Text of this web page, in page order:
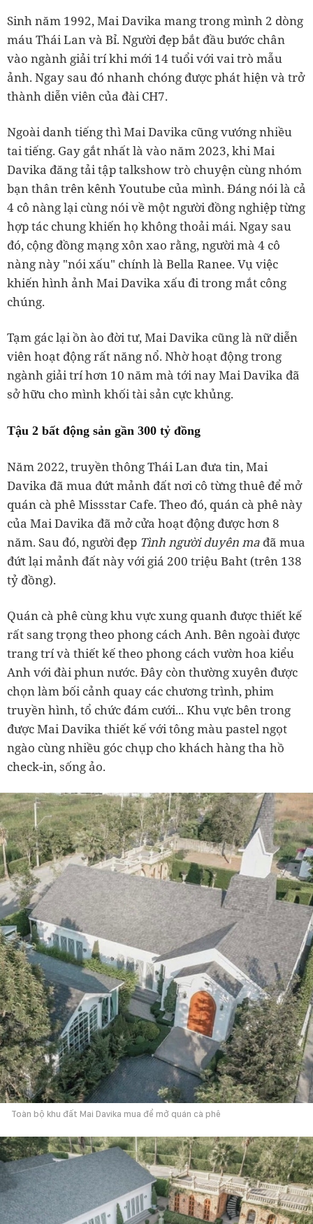
Sinh năm 1992, Mai Davika mang trong mình 2 dòng
máu Thái Lan và Bỉ. Người đẹp bắt đầu bước chân
vào ngành giải trí khi mới 14 tuổi với vai trò mẫu
ảnh. Ngay sau đó nhanh chóng được phát hiện và trở
thành diễn viên của đài CH7.
Ngoài danh tiếng thì Mai Davika cũng vướng nhiều
tai tiếng. Gay gắt nhất là vào năm 2023, khi Mai
Davika đăng tải tập talkshow trò chuyện cùng nhóm
bạn thân trên kênh Youtube của mình. Đáng nói là cả
4 cô nàng lại cùng nói về một người đồng nghiệp từng
hợp tác chung khiến họ không thoải mái. Ngay sau
đó, cộng đồng mạng xôn xao rằng, người mà 4 cô
nàng này "nói xấu" chính là Bella Ranee. Vụ việc
khiến hình ảnh Mai Davika xấu đi trong mắt công
chúng.
Tạm gác lại ồn ào đời tư, Mai Davika cũng là nữ diễn
viên hoạt động rất năng nổ. Nhờ hoạt động trong
ngành giải trí hơn 10 năm mà tới nay Mai Davika đã
sở hữu cho mình khối tài sản cực khủng.
Tậu 2 bất động sản gần 300 tỷ đồng
Năm 2022, truyền thông Thái Lan đưa tin, Mai
Davika đã mua đứt mảnh đất nơi cô từng thuê để mở
quán cà phê Missstar Cafe. Theo đó, quán cà phê này
của Mai Davika đã mở cửa hoạt động được hơn 8
năm. Sau đó, người đẹp Tình người duyên ma đã mua
đứt lại mảnh đất này với giá 200 triệu Baht (trên 138
tỷ đồng).
Quán cà phê cùng khu vực xung quanh được thiết kế
rất sang trọng theo phong cách Anh. Bên ngoài được
trang trí và thiết kế theo phong cách vườn hoa kiểu
Anh với đài phun nước. Đây còn thường xuyên được
chọn làm bối cảnh quay các chương trình, phim
truyền hình, tổ chức đám cưới... Khu vực bên trong
được Mai Davika thiết kế với tông màu pastel ngọt
ngào cùng nhiều góc chụp cho khách hàng tha hồ
check-in, sống ảo.
Toàn bộ khu đất Mai Davika mua để mở quán cà phê